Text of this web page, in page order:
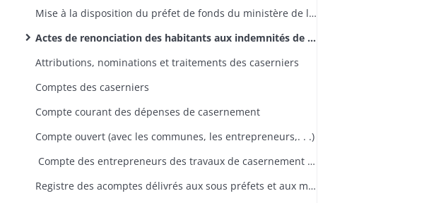
Mise à la disposition du préfet de fonds du ministère de la Guerre
Actes de renonciation des habitants aux indemnités de logement afin d'affecter ces sommes aux frais de construction et d'entretien des casernes
Attributions, nominations et traitements des caserniers
Comptes des caserniers
Compte courant des dépenses de casernement
Compte ouvert (avec les communes, les entrepreneurs,. . .)
Compte des entrepreneurs des travaux de casernement et des fournisseurs de la literie, précédé de l'état général des crédits ouverts au département du Haut-Rhin par les ministères de la Guerre et des Finances au 1er janvier 1820
Registre des acomptes délivrés aux sous préfets et aux maires